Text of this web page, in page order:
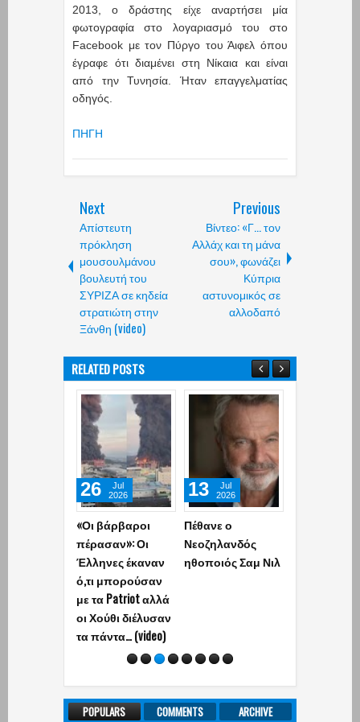
2013, o δράστης είχε αναρτήσει μία
φωτογραφία στο λογαριασμό του στο
Faceboοk με τον Πύργο του Άιφελ όπου
έγραφε ότι διαμένει στη Νίκαια και είναι
από την Τυνησία. Ήταν επαγγελματίας
οδηγός.
ΠΗΓΗ
Next
Απίστευτη
πρόκληση
μουσουλμάνου
βουλευτή του
ΣΥΡΙΖΑ σε κηδεία
στρατιώτη στην
Ξάνθη (video)
Previous
Βίντεο: «Γ... τον
Αλλάχ και τη μάνα
σου», φωνάζει
Κύπρια
αστυνομικός σε
αλλοδαπό
RELATED POSTS
«Οι βάρβαροι
πέρασαν»: Οι
Έλληνες έκαναν
ό,τι μπορούσαν
με τα Patriot αλλά
οι Χούθι διέλυσαν
τα πάντα… (video)
26
Jul
2026
Πέθανε ο
Νεοζηλανδός
ηθοποιός Σαμ Νιλ
13
Jul
2026
POPULARS COMMENTS ARCHIVE